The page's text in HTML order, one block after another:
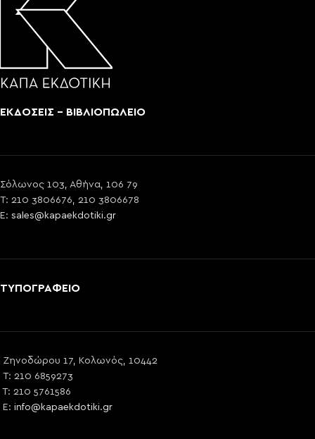
ΕΚΔΟΣΕΙΣ - ΒΙΒΛΙΟΠΩΛΕΙΟ
Σόλωνος 103, Αθήνα, 106 79
T: 210 3806676, 210 3806678
E: sales@kapaekdotiki.gr
ΤΥΠΟΓΡΑΦΕΙΟ
Ζηνοδώρου 17, Κολωνός, 10442
T: 210 6859273
T: 210 5761586
E: info@kapaekdotiki.gr